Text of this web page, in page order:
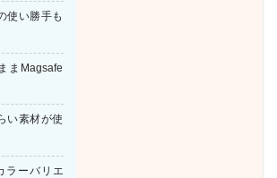
使い勝手も
まMagsafe
い素材が使
ラーバリエ